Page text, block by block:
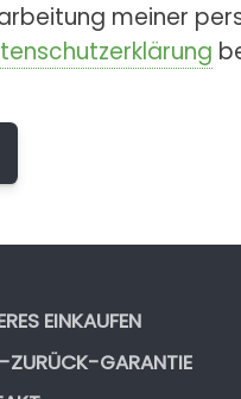
meiner
EINKAUFEN
ZURÜCK-GARANTIE